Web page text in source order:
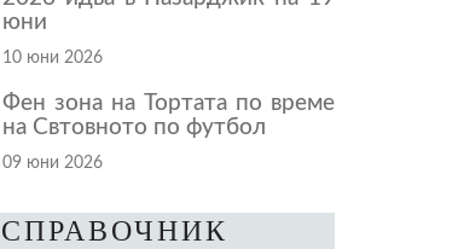
юни
10 юни 2026
Фен зона на Тортата по време
на Свтовното по футбол
09 юни 2026
СПРАВОЧНИК